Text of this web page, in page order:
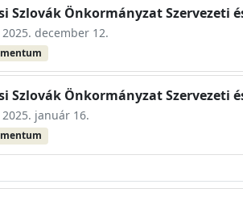
Szlovák Önkormányzat Szervezeti
december 12.
Szlovák Önkormányzat Szervezeti
január 16.